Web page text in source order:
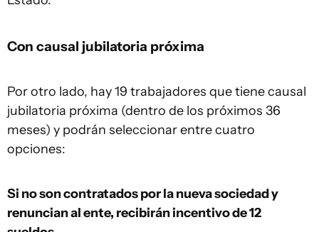
Con causal jubilatoria próxima
Por otro lado, hay 19 trabajadores que tiene causal
jubilatoria próxima (dentro de los próximos 36
meses) y podrán seleccionar entre cuatro
opciones:
Si no son contratados por la nueva sociedad y
renuncian al ente, recibirán incentivo de 12